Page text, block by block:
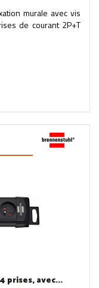
murale avec vis
de courant 2P+T
prises, avec...